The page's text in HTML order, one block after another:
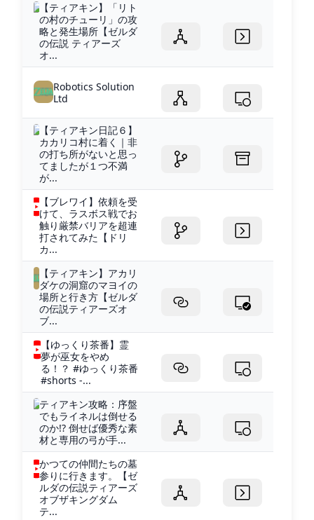
【ティアキン】「リト
の村のチューリ」の攻
略と発生場所【ゼルダ
の伝説 ティアーズ
オ...
Robotics Solution
Ltd
【ティアキン日記６】
カカリコ村に着く｜非
の打ち所がないと思っ
てましたが１つ不満
が...
【ブレワイ】依頼を受
けて、ラスボス戦でお
触り厳禁バリアを超連
打されてみた【ドリ
カ...
【ティアキン】アカリ
ダケの洞窟のマヨイの
場所と行き方【ゼルダ
の伝説ティアーズオ
ブ...
【ゆっくり茶番】霊
夢が巫女をやめ
る！？ #ゆっくり茶番
#shorts -...
ティアキン攻略：序盤
でもライネルは倒せる
のか!? 倒せば優秀な素
材と専用の弓が手...
かつての仲間たちの墓
参りに行きます。【ゼ
ルダの伝説ティアーズ
オブザキングダム
テ...